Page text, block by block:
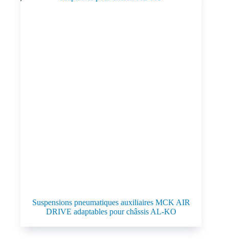
Suspensions pneumatiques auxiliaires MCK AIR
DRIVE adaptables pour châssis AL-KO